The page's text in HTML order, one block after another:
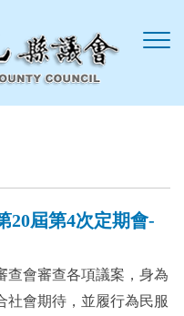
20屆第4次定期會-
查會審查各項議案，身為
社會期待，並履行為民服